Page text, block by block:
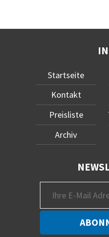
Startseite
Kontakt
Preisliste
Archiv